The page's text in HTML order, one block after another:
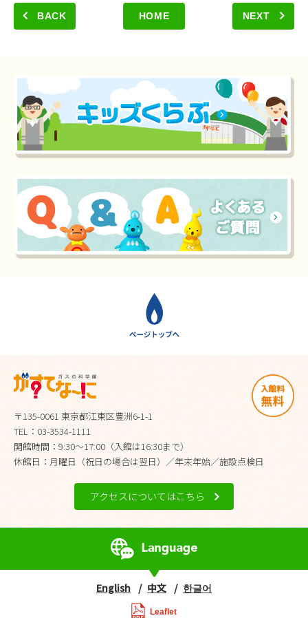
BACK HOME NEXT
〒135-0061 東京都江東区豊洲6-1-1
TEL：03-3534-1111
開館時間：9:30～17:00（入館は16:30まで）
休館日：月曜日（祝日の場合は翌日）／年末年始／施設点検日
アクセスについてはこちら
English 中文 한글어
Leaflet